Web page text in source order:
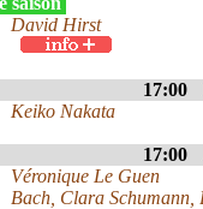
David Hirst
17:00
Keiko Nakata
17:00
Véronique Le Guen
Bach, Clara Schumann,